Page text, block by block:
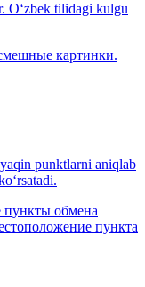
O‘zbek tilidagi kulgu
картинки.
punktlarni aniqlab
обмена
пункта